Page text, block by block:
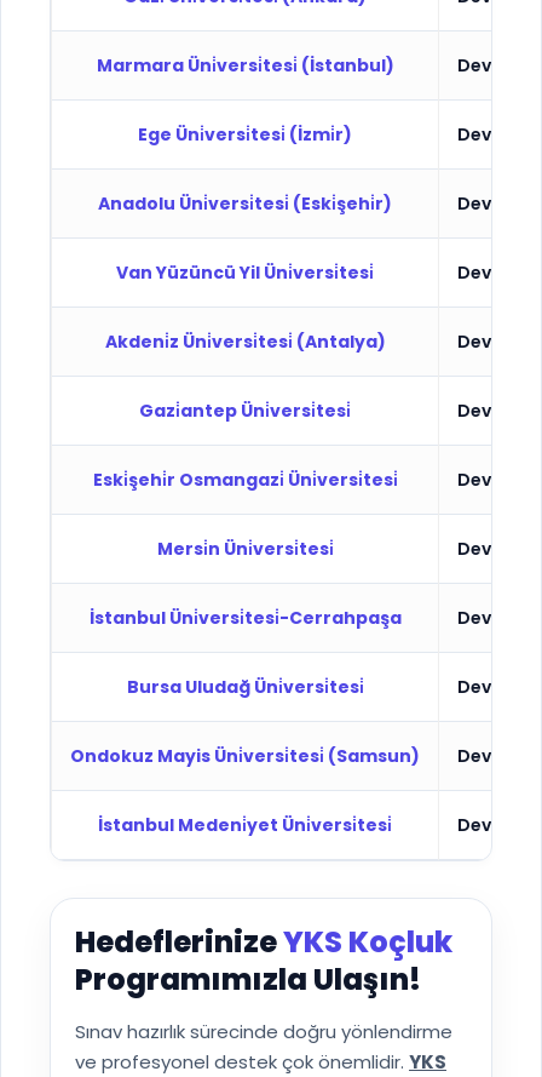
Marmara Üni̇versi̇tesi̇ (İstanbul) Devlet
Ege Üni̇versi̇tesi̇ (İzmi̇r) Devlet
Anadolu Üni̇versi̇tesi̇ (Eski̇şehi̇r) Devlet
Van Yüzüncü Yil Üni̇versi̇tesi̇ Devlet
Akdeni̇z Üni̇versi̇tesi̇ (Antalya) Devlet
Gazi̇antep Üni̇versi̇tesi̇ Devlet
Eski̇şehi̇r Osmangazi̇ Üni̇versi̇tesi̇ Devlet
Mersi̇n Üni̇versi̇tesi̇ Devlet
İstanbul Üni̇versi̇tesi̇-Cerrahpaşa Devlet
Bursa Uludağ Üni̇versi̇tesi̇ Devlet
Ondokuz Mayis Üni̇versi̇tesi̇ (Samsun) Devlet
İstanbul Medeni̇yet Üni̇versi̇tesi̇ Devlet
HedeflerinizeYKS Koçluk
Programımızla Ulaşın!
Sınav hazırlık sürecinde doğru yönlendirme
ve profesyonel destek çok önemlidir. YKS